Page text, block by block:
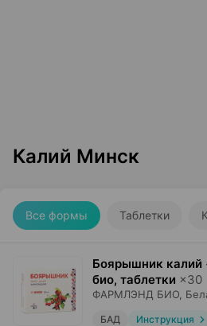
Калий Минск
Все формы Таблетки
Боярышник калий
био, таблетки ×30
ФАРМЛЭНД БИО ,
БАД Инструкция